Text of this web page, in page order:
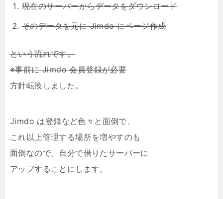
現在のサーバーからデータをダウンロード
そのデータを元に Jimdo にページ作成
という流れです。
※事前に Jimdo 会員登録が必要
方針転換しました。
Jimdo は登録など色々と面倒で、
これ以上管理する場所を増やすのも
面倒なので、自分で借りたサーバーに
アップすることにします。